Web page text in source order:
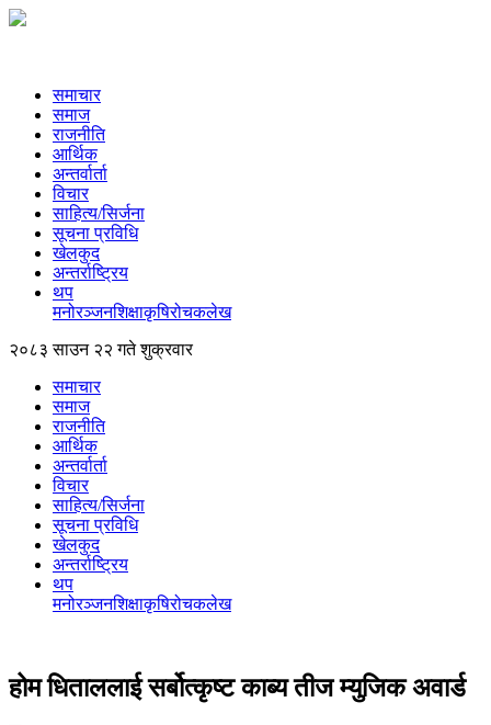
समाचार
समाज
राजनीति
आर्थिक
अन्तर्वार्ता
विचार
साहित्य/सिर्जना
सूचना प्रविधि
खेलकुद
अन्तर्राष्ट्रिय
थप
मनोरञ्‍जनशिक्षाकृषिरोचकलेख
२०८३ साउन २२ गते शुक्रवार
समाचार
समाज
राजनीति
आर्थिक
अन्तर्वार्ता
विचार
साहित्य/सिर्जना
सूचना प्रविधि
खेलकुद
अन्तर्राष्ट्रिय
थप
मनोरञ्‍जनशिक्षाकृषिरोचकलेख
होम धिताललाई सर्बोत्कृष्ट काब्य तीज म्युजिक अवार्ड